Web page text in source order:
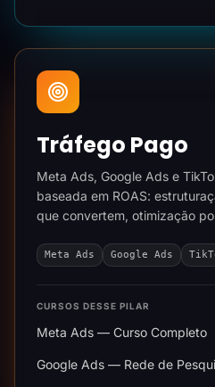
Tráfego Pago
Meta Ads, Google Ads e
baseada em ROAS:
que convertem, otimização
Meta Ads Google Ads
CURSOS DESSE PILAR
Meta Ads — Curso Completo
Google Ads — Rede de